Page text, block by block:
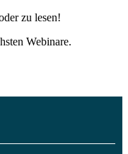
zu lesen!
Webinare.